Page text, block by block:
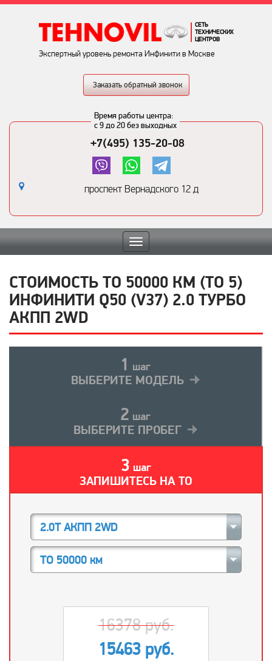
СЕТЬ
ТЕХНИЧЕСКИХ
ЦЕНТРОВ
Экспертный уровень ремонта Инфинити в Москве
Заказать обратный звонок
Время работы центра:
с 9 до 20 без выходных
+7(495) 135-20-08
проспект Вернадского 12 д
Toggle
navigation
СТОИМОСТЬ ТО 50000 КМ (ТО 5)
ИНФИНИТИ Q50 (V37) 2.0 ТУРБО
АКПП 2WD
1 шаг
ВЫБЕРИТЕ МОДЕЛЬ
2 шаг
ВЫБЕРИТЕ ПРОБЕГ
3 шаг
ЗАПИШИТЕСЬ НА ТО
2.0T АКПП 2WD
ТО 50000 км
16378 руб.
15463 руб.